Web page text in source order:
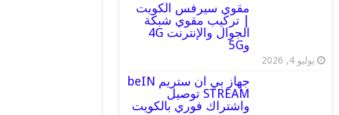
مقوي سيرفس الكويت
| تركيب مقوي شبكة
الجوال والإنترنت 4G
و5G
يوليو 4, 2026
جهاز بي ان ستريم beIN
STREAM توصيل
واشتراك فوري بالكويت